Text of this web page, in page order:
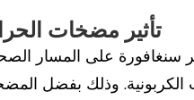
تأثير مضخات
سنغافورة على المسار
الكربونية. وذلك بفضل